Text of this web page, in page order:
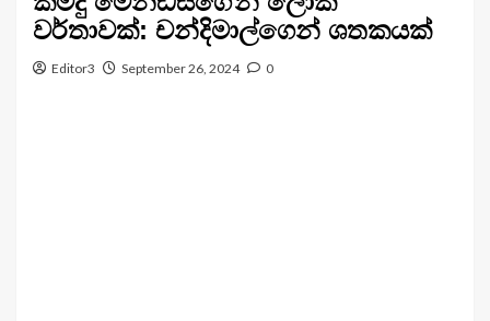
වර්තාවක්: චන්දිමාල්ගෙන් ශතකයක්
Editor3 September 26, 2024 0